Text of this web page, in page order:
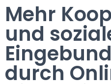
Mehr
und
durch